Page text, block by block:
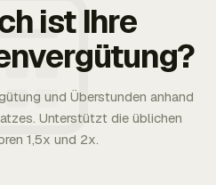
ist Ihre
und Überstunden anhand
Unterstützt die üblichen
1,5x und 2x.